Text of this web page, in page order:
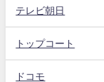
テレビ朝日
トップコート
ドコモ